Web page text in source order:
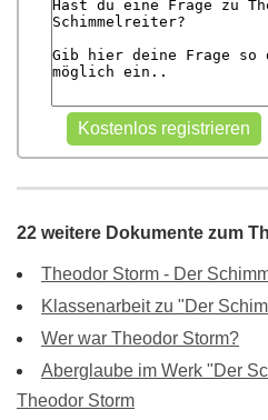
22 weitere Dokumente zum
Theodor Storm - Der
Klassenarbeit zu "Der
Wer war Theodor Storm?
Aberglaube im Werk "Der
Theodor Storm